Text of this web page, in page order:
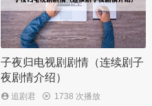
子夜归电视剧剧情（连续剧子
夜剧情介绍）
追剧君 1738 次播放